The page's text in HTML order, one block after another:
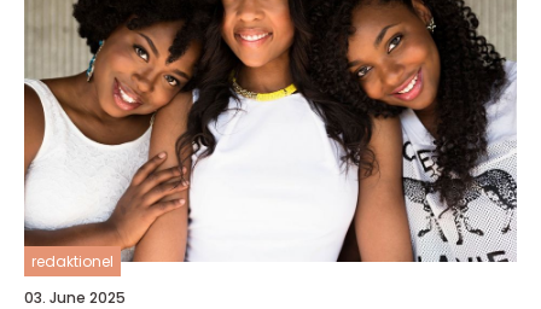
redaktionel
03. June 2025